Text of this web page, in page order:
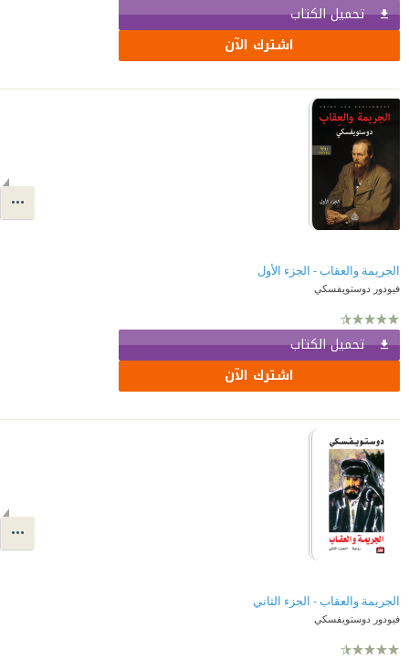
تحميل الكتاب
اشترك الآن
الجريمة والعقاب - الجزء الأول
فيودور دوستويفسكي
تحميل الكتاب
اشترك الآن
الجريمة والعقاب - الجزء الثاني
فيودور دوستويفسكي